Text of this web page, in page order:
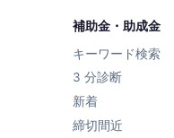
補助金・助成金
キーワード検索
3 分診断
新着
締切間近